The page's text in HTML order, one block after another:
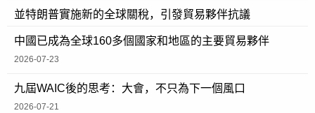
並特朗普實施新的全球關稅，引發貿易夥伴抗議
中國已成為全球160多個國家和地區的主要貿易夥伴
2026-07-23
九屆WAIC後的思考：大會，不只為下一個風口
2026-07-21